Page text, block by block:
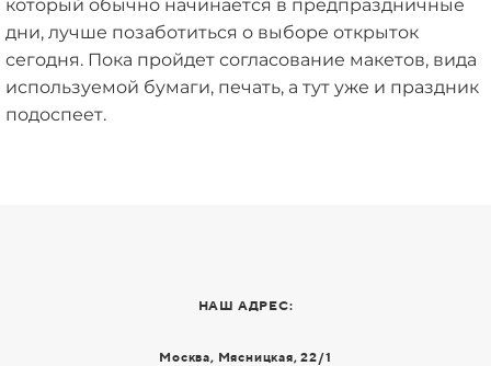
который обычно начинается в предпраздничные
дни, лучше позаботиться о выборе открыток
сегодня. Пока пройдет согласование макетов, вида
используемой бумаги, печать, а тут уже и праздник
подоспеет.
НАШ АДРЕС:
Москва, Мясницкая, 22/1